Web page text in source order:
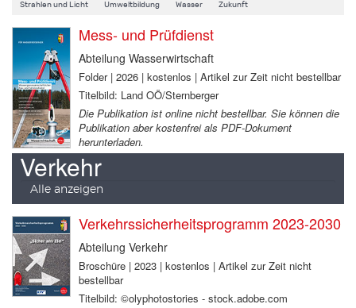
Strahlen und Licht Umweltbildung Wasser Zukunft
Mess- und Prüfdienst
Abteilung Wasserwirtschaft
Folder | 2026 | kostenlos | Artikel zur Zeit nicht bestellbar
Titelbild: Land OÖ/Sternberger
Die Publikation ist online nicht bestellbar. Sie können die
Publikation aber kostenfrei als PDF-Dokument
herunterladen.
Verkehr
Alle anzeigen
Verkehrssicherheitsprogramm 2023-2030
Abteilung Verkehr
Broschüre | 2023 | kostenlos | Artikel zur Zeit nicht
bestellbar
Titelbild: ©olyphotostories - stock.adobe.com